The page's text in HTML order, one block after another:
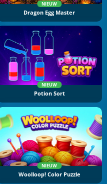
NIEUW
Dragon Egg Master
NIEUW
Potion Sort
NIEUW
Woolloop! Color Puzzle